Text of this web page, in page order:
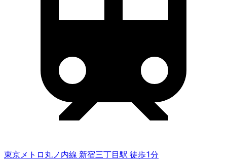
東京メトロ丸ノ内線 新宿三丁目駅 徒歩1分